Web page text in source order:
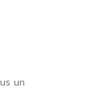
un